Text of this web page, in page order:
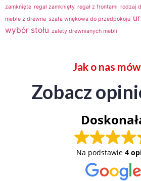
zamknięte regał zamknięty regał z frontami rodzaj
meble z drewna szafa wnękowa do przedpokoju
wybór stołu zalety drewnianych mebli
Jak o nas
Zobacz
Na podstawie 4